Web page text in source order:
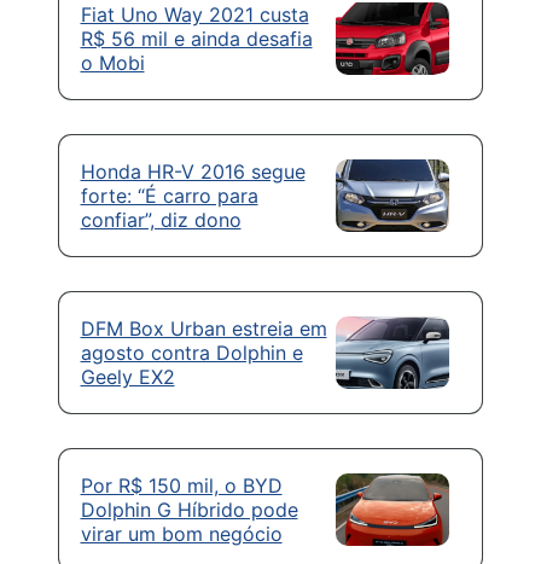
Fiat Uno Way 2021 custa
R$ 56 mil e ainda desafia
o Mobi
Honda HR-V 2016 segue
forte: “É carro para
confiar”, diz dono
DFM Box Urban estreia em
agosto contra Dolphin e
Geely EX2
Por R$ 150 mil, o BYD
Dolphin G Híbrido pode
virar um bom negócio